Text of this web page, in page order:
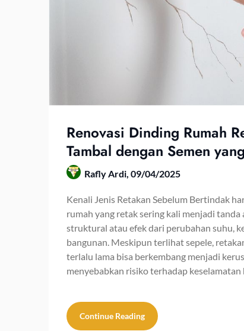
Renovasi Dinding Rumah
Tambal dengan Semen
Rafly Ardi, 09/04/2025
Kenali Jenis Retakan Sebelum Bertindak
rumah yang retak sering kali menjadi tanda
struktural atau efek dari perubahan suhu,
bangunan. Meskipun terlihat sepele,
terlalu lama bisa berkembang menjadi
menyebabkan risiko terhadap
Continue Reading